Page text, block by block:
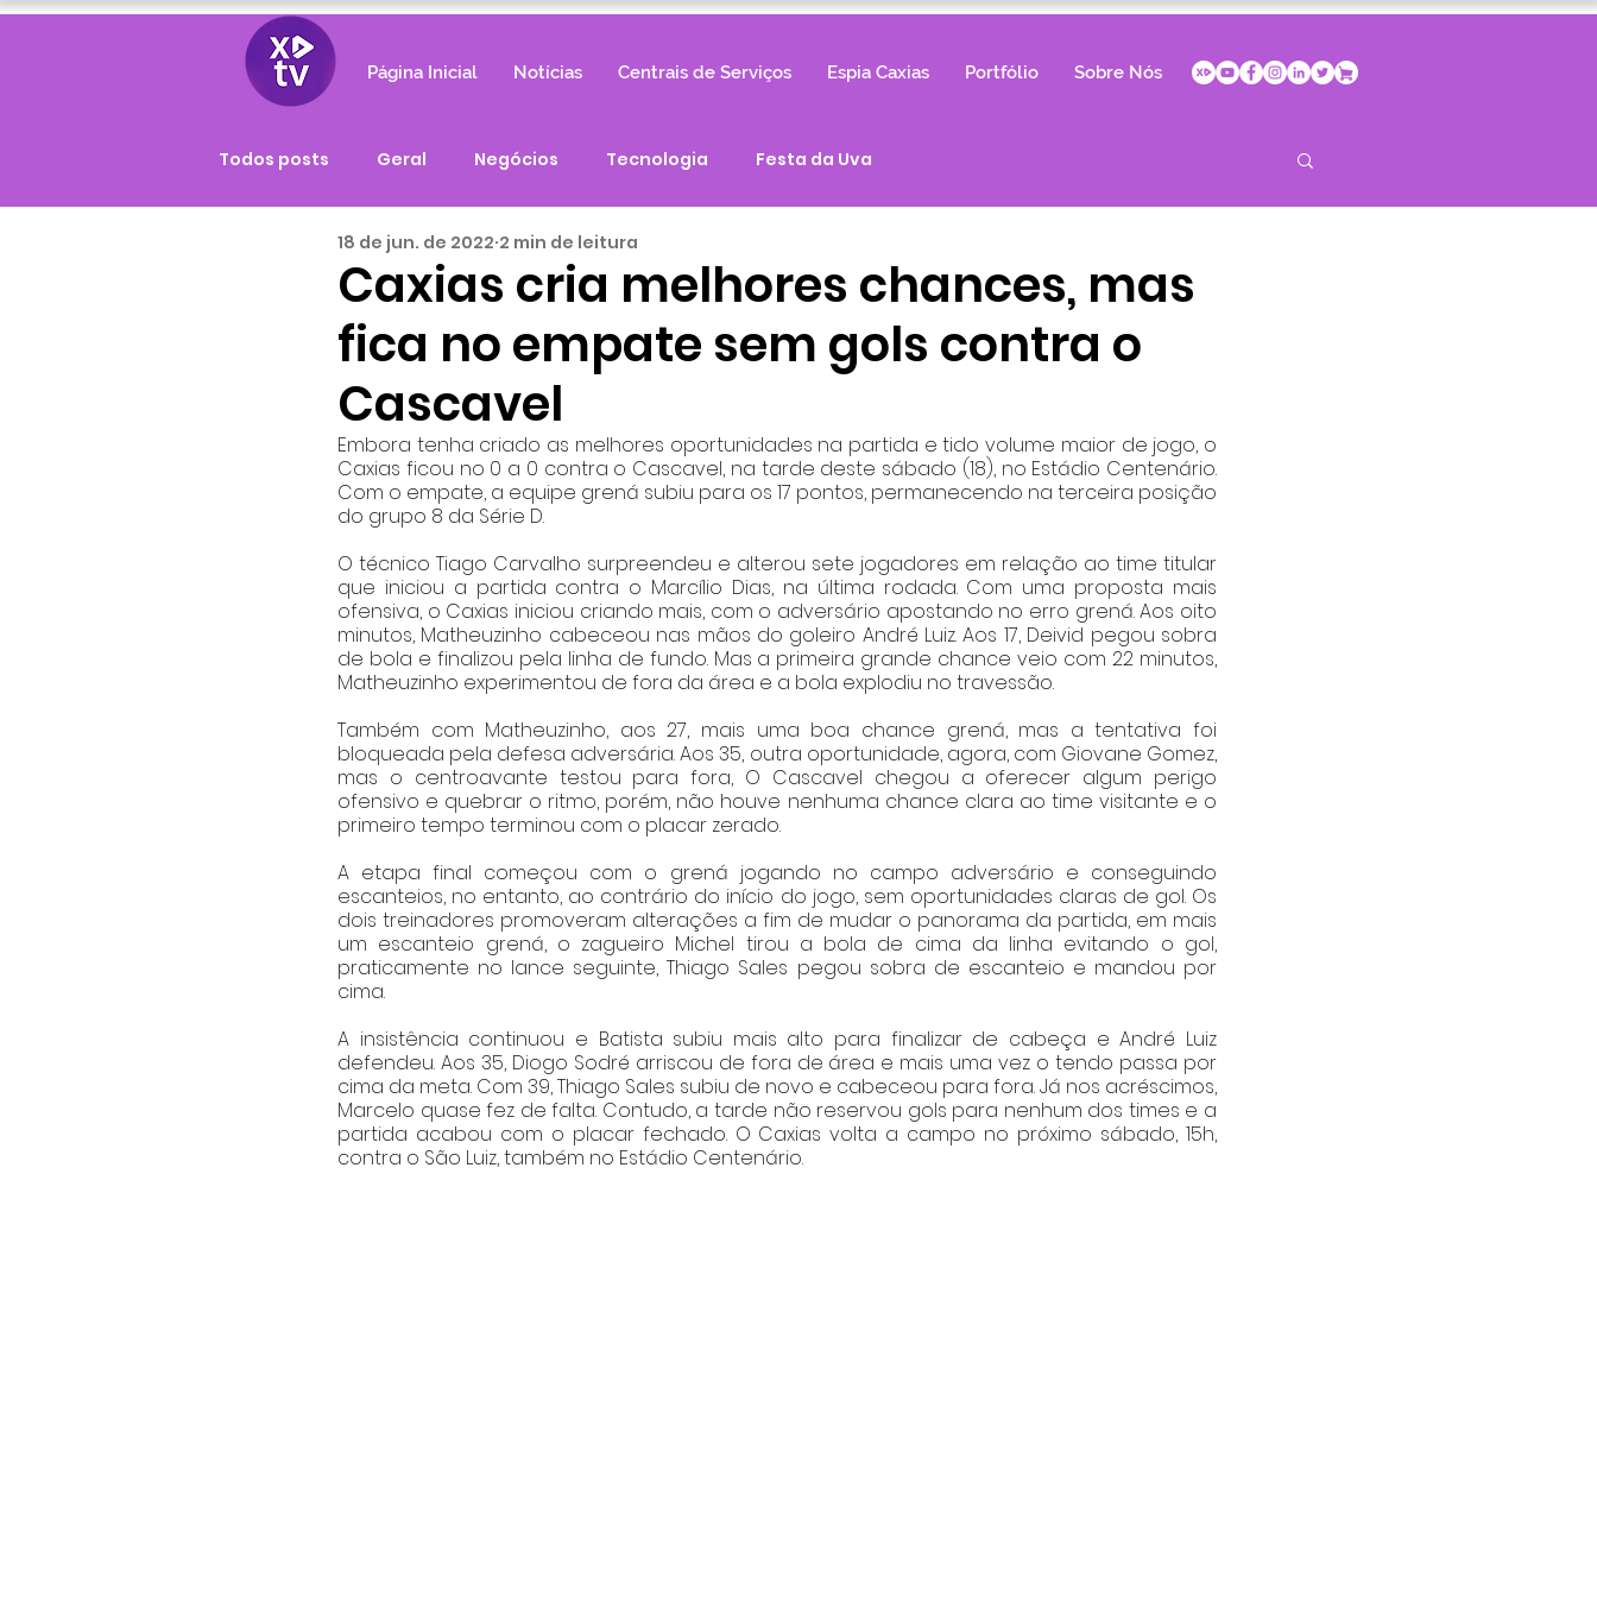
Página Inicial Notícias Centrais de Serviços Espia Caxias Portfólio Sobre Nós
Todos posts Geral Negócios Tecnologia Festa da Uva
Caxias cria melhores chances, mas
fica no empate sem gols contra o
Cascavel
18 de jun. de 2022 2 min de leitura
Embora tenha criado as melhores oportunidades na partida e tido volume maior de jogo, o
Caxias ficou no 0 a 0 contra o Cascavel, na tarde deste sábado (18), no Estádio Centenário.
Com o empate, a equipe grená subiu para os 17 pontos, permanecendo na terceira posição
do grupo 8 da Série D.
O técnico Tiago Carvalho surpreendeu e alterou sete jogadores em relação ao time titular
que iniciou a partida contra o Marcílio Dias, na última rodada. Com uma proposta mais
ofensiva, o Caxias iniciou criando mais, com o adversário apostando no erro grená. Aos oito
minutos, Matheuzinho cabeceou nas mãos do goleiro André Luiz. Aos 17, Deivid pegou sobra
de bola e finalizou pela linha de fundo. Mas a primeira grande chance veio com 22 minutos,
Matheuzinho experimentou de fora da área e a bola explodiu no travessão.
Também com Matheuzinho, aos 27, mais uma boa chance grená, mas a tentativa foi
bloqueada pela defesa adversária. Aos 35, outra oportunidade, agora, com Giovane Gomez,
mas o centroavante testou para fora, O Cascavel chegou a oferecer algum perigo
ofensivo e quebrar o ritmo, porém, não houve nenhuma chance clara ao time visitante e o
primeiro tempo terminou com o placar zerado.
A etapa final começou com o grená jogando no campo adversário e conseguindo
escanteios, no entanto, ao contrário do início do jogo, sem oportunidades claras de gol. Os
dois treinadores promoveram alterações a fim de mudar o panorama da partida, em mais
um escanteio grená, o zagueiro Michel tirou a bola de cima da linha evitando o gol,
praticamente no lance seguinte, Thiago Sales pegou sobra de escanteio e mandou por
cima.
A insistência continuou e Batista subiu mais alto para finalizar de cabeça e André Luiz
defendeu. Aos 35, Diogo Sodré arriscou de fora de área e mais uma vez o tendo passa por
cima da meta. Com 39, Thiago Sales subiu de novo e cabeceou para fora. Já nos acréscimos,
Marcelo quase fez de falta. Contudo, a tarde não reservou gols para nenhum dos times e a
partida acabou com o placar fechado. O Caxias volta a campo no próximo sábado, 15h,
contra o São Luiz, também no Estádio Centenário.